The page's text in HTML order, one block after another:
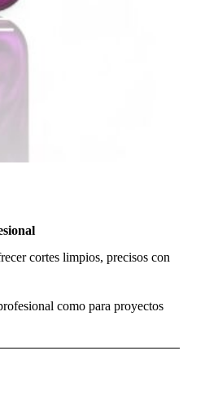
cortes limpios, precisos con
como para proyectos